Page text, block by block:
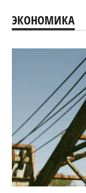
ЭКОНОМИКА